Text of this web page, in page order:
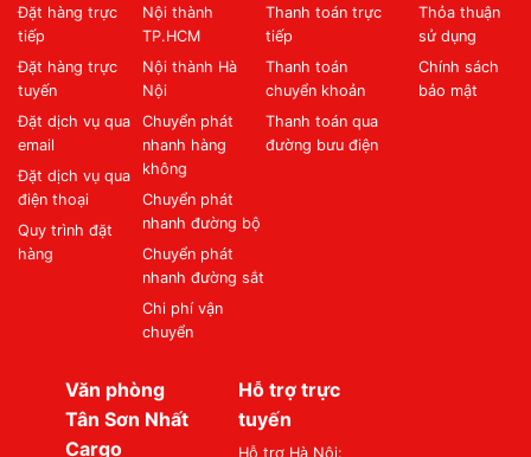
Đặt hàng trực
tiếp
Đặt hàng trực
tuyến
Đặt dịch vụ qua
email
Đặt dịch vụ qua
điện thoại
Quy trình đặt
hàng
Nội thành
TP.HCM
Nội thành Hà
Nội
Chuyển phát
nhanh hàng
không
Chuyển phát
nhanh đường bộ
Chuyển phát
nhanh đường sắt
Chi phí vận
chuyển
Thanh toán trực
tiếp
Thanh toán
chuyển khoản
Thanh toán qua
đường bưu điện
Thỏa thuận
sử dụng
Chính sách
bảo mật
Văn phòng
Tân Sơn Nhất
Cargo
Hỗ trợ trực
tuyến
Hỗ trợ Hà Nội: